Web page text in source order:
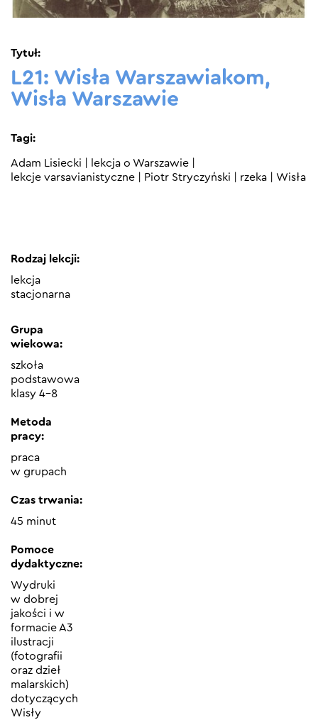
L21: Wisła Warszawiakom,
Wisła Warszawie
Tytuł:
Tagi:
Adam Lisiecki lekcja o Warszawie
lekcje varsavianistyczne
Piotr Stryczyński rzeka Wisła
Rodzaj lekcji:
lekcja
stacjonarna
Grupa
wiekowa:
szkoła
podstawowa
klasy 4-8
Metoda
pracy:
praca
w grupach
Czas trwania:
45 minut
Pomoce
dydaktyczne:
Wydruki
w dobrej
jakości i w
formacie A3
ilustracji
(fotografii
oraz dzieł
malarskich)
dotyczących
Wisły